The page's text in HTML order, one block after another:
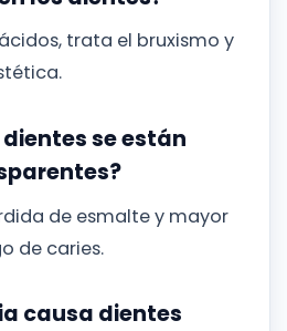
trata el bruxismo y
dientes se están
de esmalte y mayor
de caries.
causa dientes